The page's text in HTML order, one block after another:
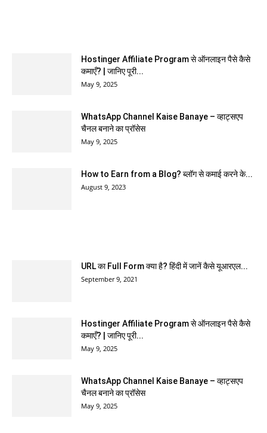
Hostinger Affiliate Program से ऑनलाइन पैसे कैसे
कमाएँ? | जानिए पूरी...
May 9, 2025
WhatsApp Channel Kaise Banaye – व्हाट्सएप
चैनल बनाने का प्रॉसेस
May 9, 2025
How to Earn from a Blog? ब्लॉग से कमाई करने के...
August 9, 2023
URL का Full Form क्या है? हिंदी में जानें कैसे यूआरएल...
September 9, 2021
Hostinger Affiliate Program से ऑनलाइन पैसे कैसे
कमाएँ? | जानिए पूरी...
May 9, 2025
WhatsApp Channel Kaise Banaye – व्हाट्सएप
चैनल बनाने का प्रॉसेस
May 9, 2025